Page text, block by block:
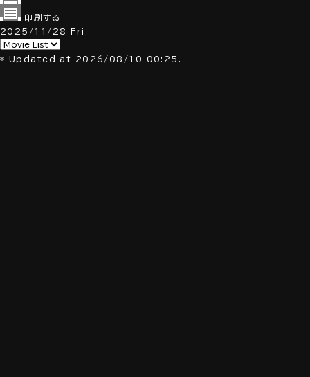
印刷する
2025/11/28
Fri
* Updated at 2026/08/10 00:25.